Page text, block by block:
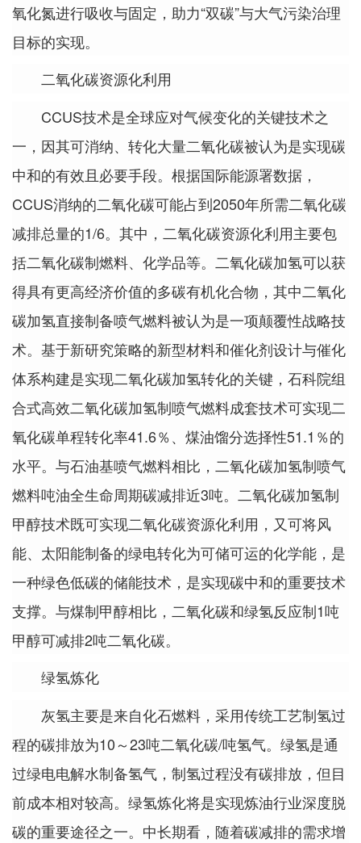
氧化氮进行吸收与固定，助力“双碳”与大气污染治理
目标的实现。
二氧化碳资源化利用
CCUS技术是全球应对气候变化的关键技术之
一，因其可消纳、转化大量二氧化碳被认为是实现碳
中和的有效且必要手段。根据国际能源署数据，
CCUS消纳的二氧化碳可能占到2050年所需二氧化碳
减排总量的1/6。其中，二氧化碳资源化利用主要包
括二氧化碳制燃料、化学品等。二氧化碳加氢可以获
得具有更高经济价值的多碳有机化合物，其中二氧化
碳加氢直接制备喷气燃料被认为是一项颠覆性战略技
术。基于新研究策略的新型材料和催化剂设计与催化
体系构建是实现二氧化碳加氢转化的关键，石科院组
合式高效二氧化碳加氢制喷气燃料成套技术可实现二
氧化碳单程转化率41.6％、煤油馏分选择性51.1％的
水平。与石油基喷气燃料相比，二氧化碳加氢制喷气
燃料吨油全生命周期碳减排近3吨。二氧化碳加氢制
甲醇技术既可实现二氧化碳资源化利用，又可将风
能、太阳能制备的绿电转化为可储可运的化学能，是
一种绿色低碳的储能技术，是实现碳中和的重要技术
支撑。与煤制甲醇相比，二氧化碳和绿氢反应制1吨
甲醇可减排2吨二氧化碳。
绿氢炼化
灰氢主要是来自化石燃料，采用传统工艺制氢过
程的碳排放为10～23吨二氧化碳/吨氢气。绿氢是通
过绿电电解水制备氢气，制氢过程没有碳排放，但目
前成本相对较高。绿氢炼化将是实现炼油行业深度脱
碳的重要途径之一。中长期看，随着碳减排的需求增